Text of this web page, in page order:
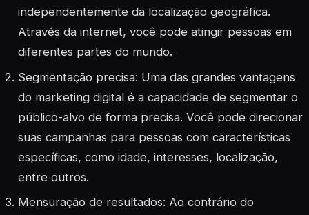
independentemente da localização geográfica.
Através da internet, você pode atingir pessoas em
diferentes partes do mundo.
Segmentação precisa: Uma das grandes vantagens
do marketing digital é a capacidade de segmentar o
público-alvo de forma precisa. Você pode direcionar
suas campanhas para pessoas com características
específicas, como idade, interesses, localização,
entre outros.
Mensuração de resultados: Ao contrário do